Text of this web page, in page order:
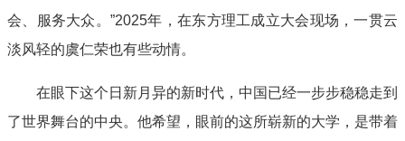
会、服务大众。”2025年，在东方理工成立大会现场，一贯云
淡风轻的虞仁荣也有些动情。
在眼下这个日新月异的新时代，中国已经一步步稳稳走到
了世界舞台的中央。他希望，眼前的这所崭新的大学，是带着